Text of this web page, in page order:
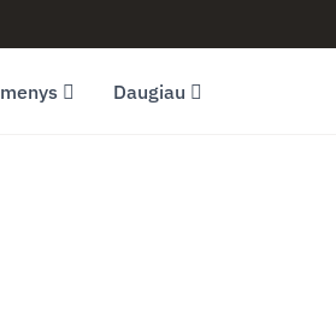
Daugiau